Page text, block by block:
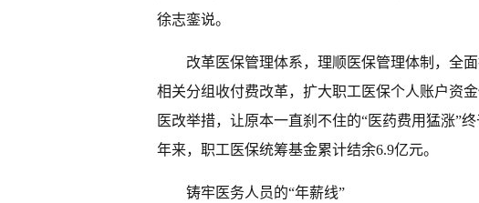
徐志銮说。
改革医保管理体系，理顺医保管理体制，全
相关分组收付费改革，扩大职工医保个人账户
医改举措，让原本一直刹不住的“医药费用猛涨”
年来，职工医保统筹基金累计结余6.9亿元。
铸牢医务人员的“年薪线”